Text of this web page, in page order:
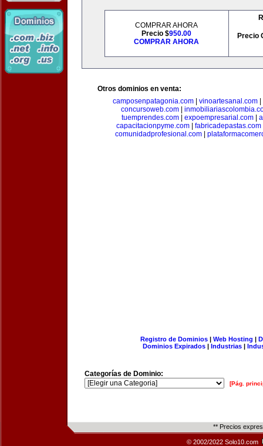
COMPRAR AHORA
Precio $950.00
COMPRAR AHORA
Precio
Otros dominios en venta:
camposenpatagonia.com| vinoartesanal.com|
concursoweb.com
tuemprendes.com
expoempresarial.com
capacitacionpyme.com
fabricadepastas.com
comunidadprofesional.com|
Registro de Dominios| Web Hosting |
Dominios Expirados | Industrias |
Categorías de Dominio:
[Pág.
** Precios
© 2002/2022 Solo10.com